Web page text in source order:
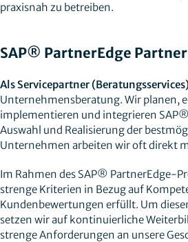
praxisnah zu betreiben.
SAP® PartnerEdge
Als Servicepartner
Unternehmensberatung. Wir planen,
implementieren und integrieren
Auswahl und Realisierung der
Unternehmen arbeiten wir oft direkt
Im Rahmen des SAP® PartnerEdge-
strenge Kriterien in Bezug auf
Kundenbewertungen erfüllt. Um
setzen wir auf kontinuierliche
strenge Anforderungen an unsere